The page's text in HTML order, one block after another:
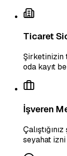
Ticaret
Şirketinizin
oda kayıt
İşveren
seyahat